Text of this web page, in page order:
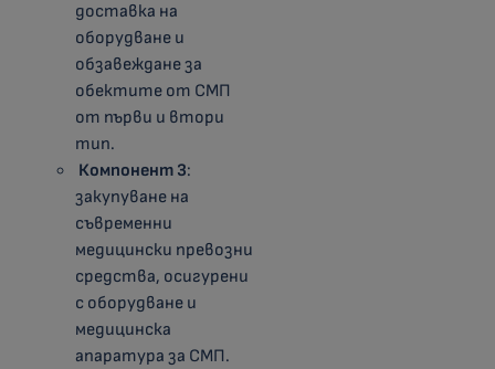
доставка на
оборудване и
обзавеждане за
обектите от СМП
от първи и втори
тип.
Компонент 3:
закупуване на
съвременни
медицински превозни
средства, осигурени
с оборудване и
медицинска
апаратура за СМП.